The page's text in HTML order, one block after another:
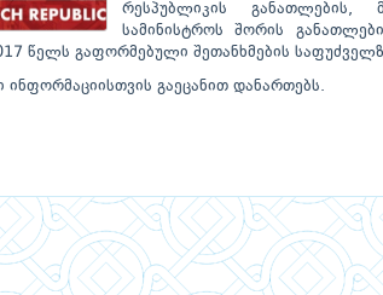
რესპუბლიკის განათლების,
სამინისტროს შორის
წელს გაფორმებული შეთანხმების
გაეცანით დანართებს.